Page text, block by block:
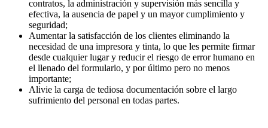
contratos, la administración y supervisión más sencilla y
efectiva, la ausencia de papel y un mayor cumplimiento y
seguridad;
Aumentar la satisfacción de los clientes eliminando la
necesidad de una impresora y tinta, lo que les permite firmar
desde cualquier lugar y reducir el riesgo de error humano en
el llenado del formulario, y por último pero no menos
importante;
Alivie la carga de tediosa documentación sobre el largo
sufrimiento del personal en todas partes.